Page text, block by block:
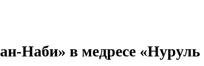
Наби» в медресе «Нуруль